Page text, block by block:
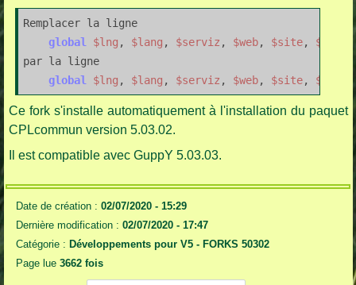
Remplacer la ligne
global $lng , $lang , $serviz , $web, $site,
par la ligne
global $lng , $lang , $serviz , $web, $site,
Ce fork s'installe automatiquement à l'installation du paquet
CPLcommun version 5.03.02.
Il est compatible avec GuppY 5.03.03.
Date de création : 02/07/2020 - 15:29
Dernière modification : 02/07/2020 - 17:47
Catégorie : Développements pour V5 - FORKS 50302
Page lue 3662 fois